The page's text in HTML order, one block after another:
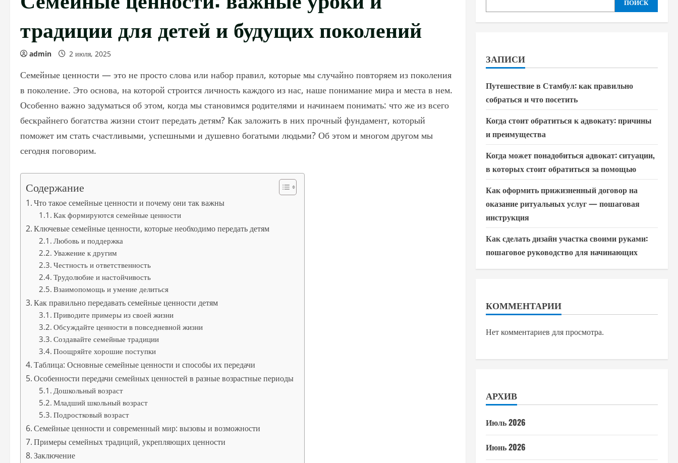
традиции для детей и будущих поколений
admin 2 июля, 2025
Семейные ценности — это не просто слова или набор правил, которые мы случайно повторяем из поколения
в поколение. Это основа, на которой строится личность каждого из нас, наше понимание мира и места в нем.
Особенно важно задуматься об этом, когда мы становимся родителями и начинаем понимать: что же из всего
бескрайнего богатства жизни стоит передать детям? Как заложить в них прочный фундамент, который
поможет им стать счастливыми, успешными и душевно богатыми людьми? Об этом и многом другом мы
сегодня поговорим.
Содержание
Что такое семейные ценности и почему они так важны
Как формируются семейные ценности
Ключевые семейные ценности, которые необходимо передать детям
Любовь и поддержка
Уважение к другим
Честность и ответственность
Трудолюбие и настойчивость
Взаимопомощь и умение делиться
Как правильно передавать семейные ценности детям
Приводите примеры из своей жизни
Обсуждайте ценности в повседневной жизни
Создавайте семейные традиции
Поощряйте хорошие поступки
Таблица: Основные семейные ценности и способы их передачи
Особенности передачи семейных ценностей в разные возрастные периоды
Дошкольный возраст
Младший школьный возраст
Подростковый возраст
Семейные ценности и современный мир: вызовы и возможности
Примеры семейных традиций, укрепляющих ценности
Заключение
ПОИСК
ЗАПИСИ
Путешествие в Стамбул: как правильно
собраться и что посетить
Когда стоит обратиться к адвокату: причины
и преимущества
Когда может понадобиться адвокат: ситуации,
в которых стоит обратиться за помощью
Как оформить прижизненный договор на
оказание ритуальных услуг — пошаговая
инструкция
Как сделать дизайн участка своими руками:
пошаговое руководство для начинающих
КОММЕНТАРИИ
Нет комментариев для просмотра.
АРХИВ
Июль 2026
Июнь 2026